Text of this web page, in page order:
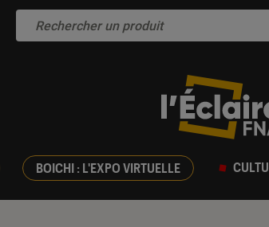
BOICHI : L'EXPO VIRTUELLE